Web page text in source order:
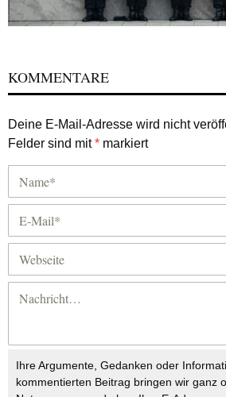
KOMMENTARE
Deine E-Mail-Adresse wird nicht
Felder sind mit* markiert
Ihre Argumente, Gedanken oder
kommentierten Beitrag bringen wir ganz